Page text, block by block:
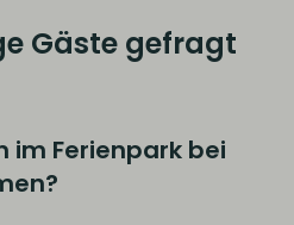
Gäste gefragt
im Ferienpark bei